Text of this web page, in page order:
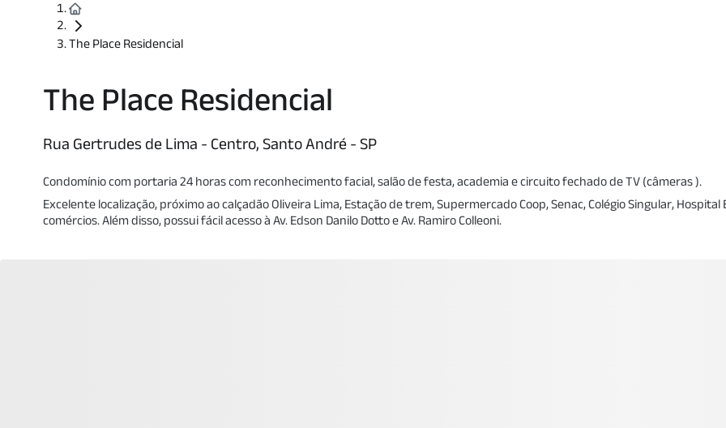
The Place Residencial
The Place Residencial
Rua Gertrudes de Lima - Centro, Santo André - SP
Condomínio com portaria 24 horas com reconhecimento facial, salão de festa, academia e circuito fechado de TV (câmeras ).
Excelente localização, próximo ao calçadão Oliveira Lima, Estação de trem, Supermercado Coop, Senac, Colégio Singular,
comércios. Além disso, possui fácil acesso à Av. Edson Danilo Dotto e Av. Ramiro Colleoni.